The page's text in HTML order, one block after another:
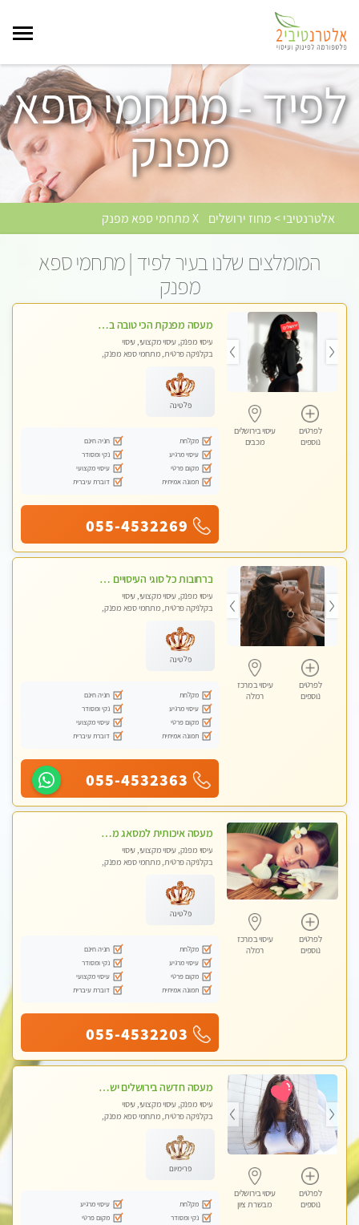
לפיד - מתחמי ספא
מפנק
אלטרנטיבי > מחוז ירושלים X מתחמי ספא מפנק
המומלצים שלנו בעיר לפיד | מתחמי ספא
מפנק
לפרטים
נוספים
עיסוי בירושלים
מכבים
מעסה מפנקת הכי טובה בעיר במרכז העיר כל סוגי העיסויים מעסה מקצועית ואיכותית פרטי!!!מומלץ לחלוטין!!
עיסוי מפנק, עיסוי מקצועי, עיסוי
בקלניקה פרטית, מתחמי ספא מפנק,
פלטינה
מקלחת
חניה חינם
עיסוי מרגיע
נקי ומסודר
מקום פרטי
עיסוי מקצועי
תמונה אמיתית
דוברת עיברית
055-4532269
לפרטים
נוספים
עיסוי במרכז
רמלה
ברחובות כל סוגי העיסויים מעסה מקצועית ואיכותית פרטי!!!
עיסוי מפנק, עיסוי מקצועי, עיסוי
בקלניקה פרטית, מתחמי ספא מפנק,
פלטינה
מקלחת
חניה חינם
עיסוי מרגיע
נקי ומסודר
מקום פרטי
עיסוי מקצועי
תמונה אמיתית
דוברת עיברית
055-4532363
לפרטים
נוספים
עיסוי במרכז
רמלה
מעסה איכותית למסאג מפנק ומקצועי ביותר
עיסוי מפנק, עיסוי מקצועי, עיסוי
בקלניקה פרטית, מתחמי ספא מפנק,
פלטינה
מקלחת
חניה חינם
עיסוי מרגיע
נקי ומסודר
מקום פרטי
עיסוי מקצועי
תמונה אמיתית
דוברת עיברית
055-4532203
לפרטים
נוספים
עיסוי בירושלים
מבשרת ציון
מעסה חדשה בירושלים ישראלית צעירה ואיכותית לעיסוי מרגיע ומפנק VIP-מומלץ לחלוטין! פרטי! ​​​​​​ Highly recommended
עיסוי מפנק, עיסוי מקצועי, עיסוי
בקלניקה פרטית, מתחמי ספא מפנק,
פרימיום
מקלחת
עיסוי מרגיע
נקי ומסודר
מקום פרטי